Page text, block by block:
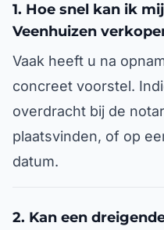
1. Hoe snel kan ik
Veenhuizen
Vaak heeft u na
concreet voorstel.
overdracht bij de
plaatsvinden, of op
datum.
2. Kan een